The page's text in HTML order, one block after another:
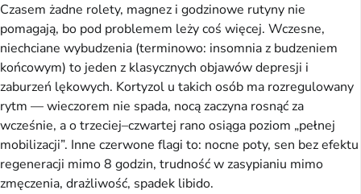
Czasem żadne rolety, magnez i godzinowe rutyny nie
pomagają, bo pod problemem leży coś więcej. Wczesne,
niechciane wybudzenia (terminowo: insomnia z budzeniem
końcowym) to jeden z klasycznych objawów depresji i
zaburzeń lękowych. Kortyzol u takich osób ma rozregulowany
rytm — wieczorem nie spada, nocą zaczyna rosnąć za
wcześnie, a o trzeciej–czwartej rano osiąga poziom „pełnej
mobilizacji”. Inne czerwone flagi to: nocne poty, sen bez efektu
regeneracji mimo 8 godzin, trudność w zasypianiu mimo
zmęczenia, drażliwość, spadek libido.